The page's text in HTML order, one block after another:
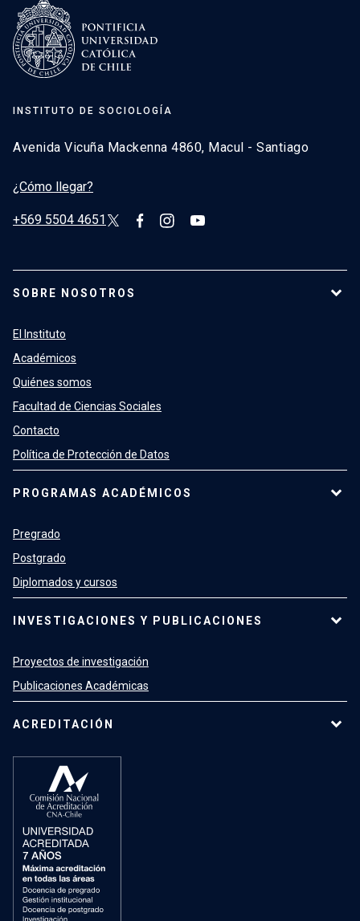
INSTITUTO DE SOCIOLOGÍA
Avenida Vicuña Mackenna 4860, Macul - Santiago
¿Cómo llegar?
+569 5504 4651
SOBRE NOSOTROS
El Instituto
Académicos
Quiénes somos
Facultad de Ciencias Sociales
Contacto
Política de Protección de Datos
PROGRAMAS ACADÉMICOS
Pregrado
Postgrado
Diplomados y cursos
INVESTIGACIONES Y PUBLICACIONES
Proyectos de investigación
Publicaciones Académicas
ACREDITACIÓN